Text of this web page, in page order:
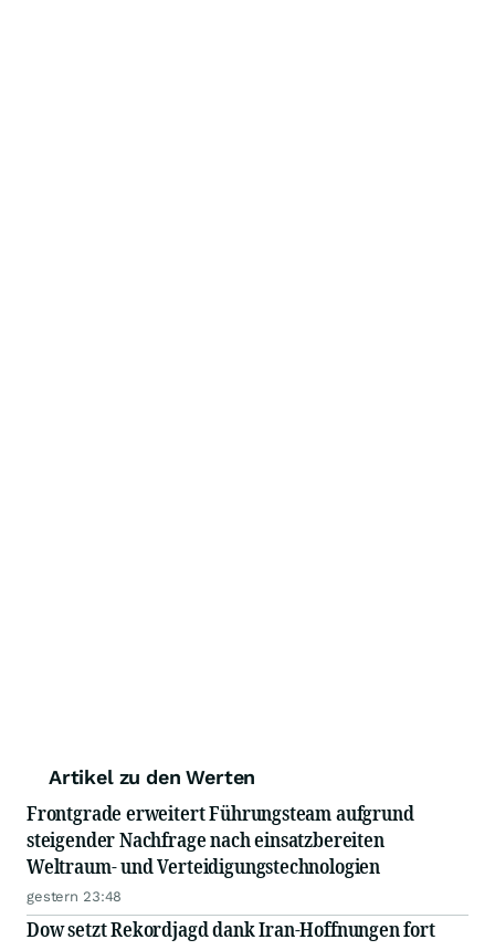
Artikel zu den Werten
Frontgrade erweitert Führungsteam aufgrund
steigender Nachfrage nach einsatzbereiten
Weltraum- und Verteidigungstechnologien
gestern 23:48
Dow setzt Rekordjagd dank Iran-Hoffnungen fort